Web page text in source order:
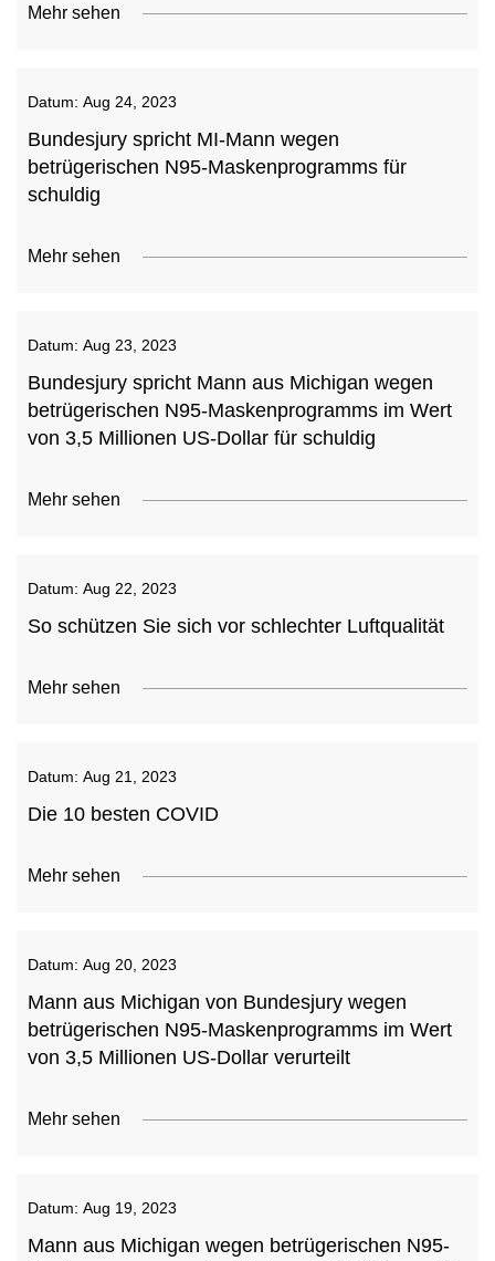
Mehr sehen
Datum: Aug 24, 2023
Bundesjury spricht MI-Mann wegen
betrügerischen N95-Maskenprogramms für
schuldig
Mehr sehen
Datum: Aug 23, 2023
Bundesjury spricht Mann aus Michigan wegen
betrügerischen N95-Maskenprogramms im Wert
von 3,5 Millionen US-Dollar für schuldig
Mehr sehen
Datum: Aug 22, 2023
So schützen Sie sich vor schlechter Luftqualität
Mehr sehen
Datum: Aug 21, 2023
Die 10 besten COVID
Mehr sehen
Datum: Aug 20, 2023
Mann aus Michigan von Bundesjury wegen
betrügerischen N95-Maskenprogramms im Wert
von 3,5 Millionen US-Dollar verurteilt
Mehr sehen
Datum: Aug 19, 2023
Mann aus Michigan wegen betrügerischen N95-